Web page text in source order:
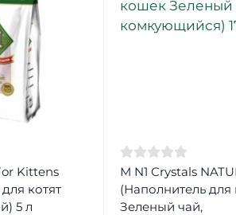
Kittens
котят
5 л
М N1 Crystals
(Наполнитель
Зеленый чай,